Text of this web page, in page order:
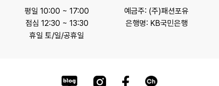
평일 10:00 ~ 17:00
점심 12:30 ~ 13:30
휴일 토/일/공휴일
예금주: (주)패션포유
은행명: KB국민은행